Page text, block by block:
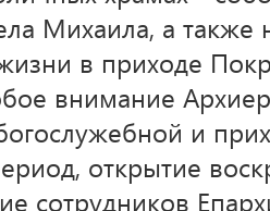
Михаила, а
в приходе
внимание
и
открытие
сотрудников